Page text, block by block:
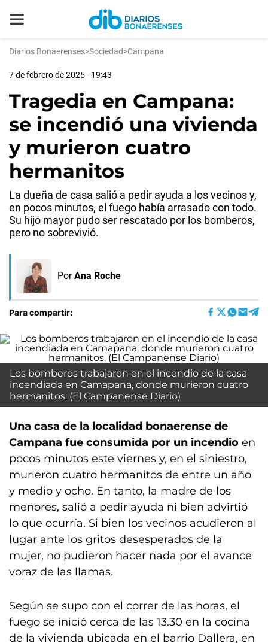
Diarios Bonaerenses>Sociedad>Campana
7 de febrero de 2025 - 19:43
Tragedia en Campana:
se incendió una vivienda
y murieron cuatro
hermanitos
La dueña de casa salió a pedir ayuda a los vecinos y,
en pocos minutos, el fuego había arrasado con todo.
Su hijo mayor pudo ser rescatado por los bomberos,
pero no sobrevivió.
Por Ana Roche
Para compartir:
Los bomberos trabajaron en el incendio de la casa
incendiada en Camapana, donde murieron cuatro
hermanitos. (El Campanense Diario)
Una casa de la localidad bonaerense de
Campana fue consumida por un incendio en
pocos minutos este viernes y, en el siniestro,
murieron cuatro hermanitos de entre un año
y medio y ocho. En tanto, la madre de los
menores, salió a pedir ayuda ni bien advirtió
lo que ocurría. Si bien los vecinos acudieron al
lugar ante los gritos desesperados de la
mujer, no pudieron hacer nada por el avance
voraz de las llamas.
Según se supo con el correr de las horas, el
fuego se inició cerca de las 13.30 en la cocina
de la vivienda ubicada en el barrio Dallera, en